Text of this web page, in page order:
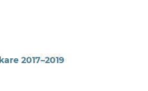
2017–2019